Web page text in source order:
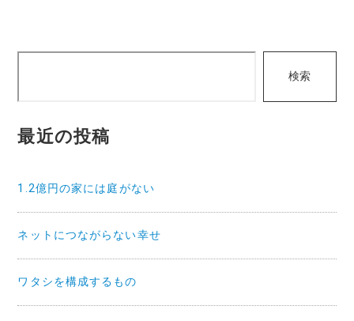
検索
最近の投稿
1.2億円の家には庭がない
ネットにつながらない幸せ
ワタシを構成するもの